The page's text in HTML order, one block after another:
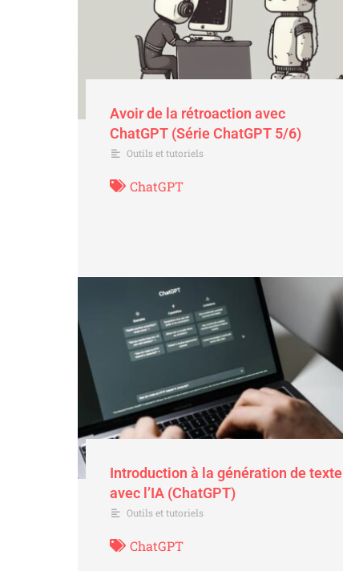
Avoir de la rétroaction avec
ChatGPT (Série ChatGPT 5/6)
Outils et tutoriels
ChatGPT
Introduction à la génération de texte
avec l’IA (ChatGPT)
Outils et tutoriels
ChatGPT